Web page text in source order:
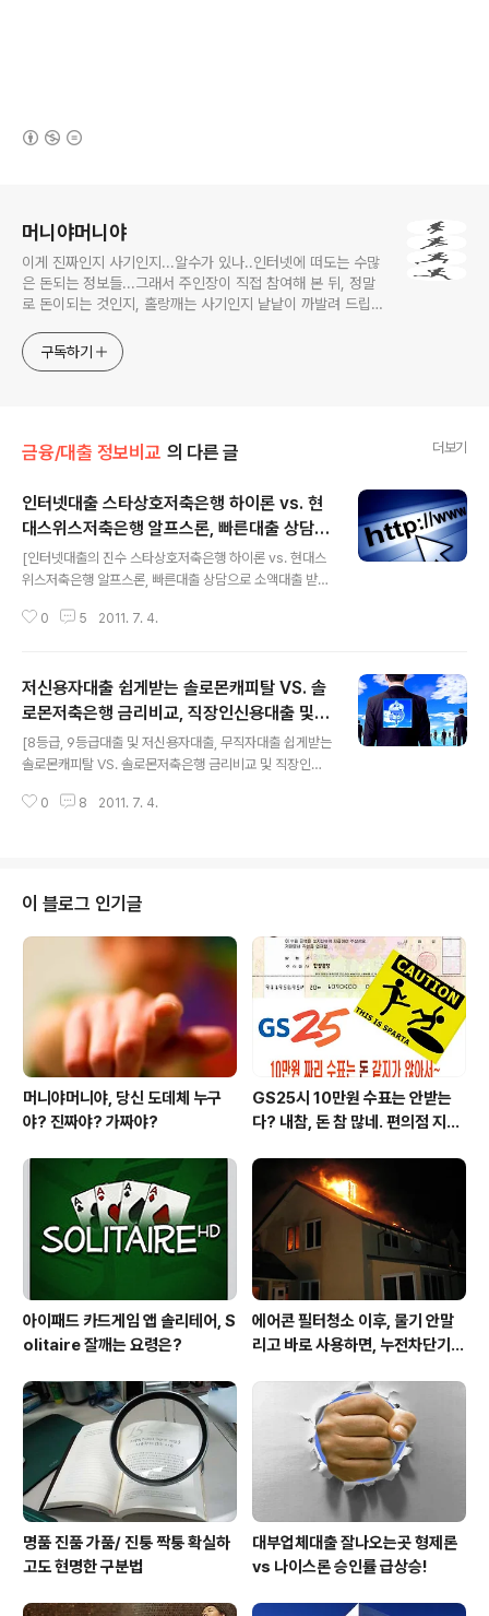
머니야머니야
이게 진짜인지 사기인지...알수가 있나..인터넷에 떠도는 수많
은 돈되는 정보들...그래서 주인장이 직접 참여해 본 뒤, 정말
로 돈이되는 것인지, 홀랑깨는 사기인지 낱낱이 까발려 드립니
야~구독하기
금융/대출 정보비교 의 다른 글 더보기
인터넷대출 스타상호저축은행 하이론 vs. 현
대스위스저축은행 알프스론, 빠른대출 상담으
로 소액대출 받는 방법
[인터넷대출의 진수 스타상호저축은행 하이론 vs. 현대스
위스저축은행 알프스론, 빠른대출 상담으로 소액대출 받는
도, 소액대출이 필요하면, 무조건 해당금융사 상담창구로
필요하다고 요구해 오면,,, 아쉬운놈이 우물판다고..꼬박꼬
박 찾아가는거..오히려 이상하지 않습니다. 그리고.. 인터넷
대출이라고 하면...? 홈페이지만 덜렁~ 만들어놓고..인터넷
대출 ,빠른대출, 소액대출 상품이라고 우기기도 하지요..ㅋ
하고... (SC제일은행 세렉트론이 찾아가는 서비스의 대표
0 5 2011. 7. 4.
저신용자대출 쉽게받는 솔로몬캐피탈 VS. 솔
로몬저축은행 금리비교, 직장인신용대출 및
자영업자대출 정보
[8등급, 9등급대출 및 저신용자대출, 무직자대출 쉽게받는
솔로몬캐피탈 VS. 솔로몬저축은행 금리비교 및 직장인신
위에 빛나는 제도권의 제2금융 저축은행이죠. 당연히 제도
탄하게 갖춘 곳입니다. 얼마전.. 모저축은행에 근무하는 지
인으로 부터.. 다음과 같은 이야기를 들었습니다. "제도권
금융사에서 9등급대출, 10등급대출 나가는곳....단 한군데
도 없다...라고 블로그에 글쓰신 말씀.. 요즘은 조금 틀릴 수
도 있겠는데요? ^^" 이말을 전해주신 분은.. 제도권 신생 저
축은행에 실제로 근..
0 8 2011. 7. 4.
이 블로그 인기글
머니야머니야, 당신 도데체 누구
야? 진짜야? 가짜야?
GS25시 10만원 수표는 안받는
다? 내참, 돈 참 많네. 편의점 지에
지구만~
아이패드 카드게임 앱 솔리테어, S
olitaire 잘깨는 요령은?
에어콘 필터청소 이후, 물기 안말
리고 바로 사용하면, 누전차단기
명품 진품 가품/ 진퉁 짝퉁 확실하
고도 현명한 구분법
대부업체대출 잘나오는곳 형제론
vs 나이스론 승인률 급상승!